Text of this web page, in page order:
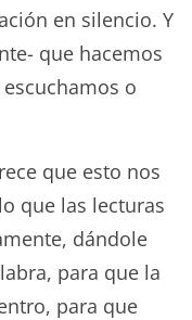
en silencio. Y
que hacemos
o
que esto nos
que las lecturas
dándole
para que la
para que